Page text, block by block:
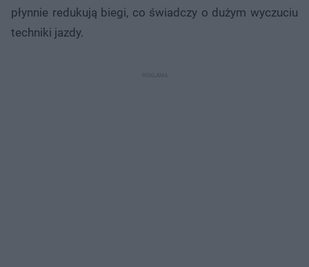
płynnie redukują biegi, co świadczy o dużym wyczuciu
techniki jazdy.